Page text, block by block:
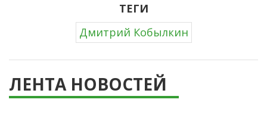
ТЕГИ
Дмитрий Кобылкин
ЛЕНТА НОВОСТЕЙ